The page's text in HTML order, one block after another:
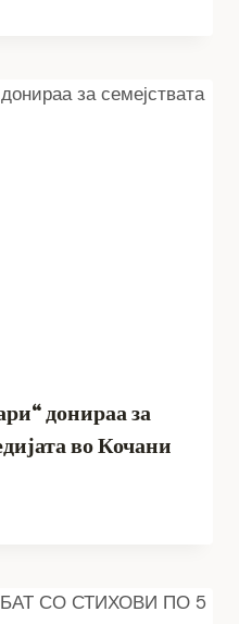
донираа за
во Кочани